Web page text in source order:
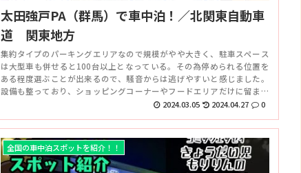
太田強戸PA（群馬）で車中泊！／北関東自動車
道 関東地方
集約タイプのパーキングエリアなので規模がやや大きく、駐車スペース
は大型車も併せると100台以上となっている。その為停められる位置を
ある程度選ぶことが出来るので、騒音からは逃げやすいと感じました。
設備も整っており、ショッピングコーナーやフードエリアだけに留まら
ず、ガソリンスタンドまであるので規模はSA並でした。
2024.03.05 2024.04.27 0
全国の車中泊スポットを紹介！！